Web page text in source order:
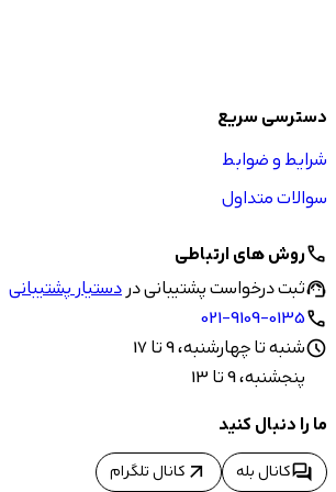
دسترسی سریع
شرایط و ضوابط
سوالات متداول
callروش های ارتباطی
support_agentثبت درخواست پشتیبانی دردستیار پشتیبانی
call
021-9109-0135
scheduleشنبه تا چهارشنبه، 9 تا 17
پنجشنبه، 9 تا 13
ما را دنبال کنید
forumکانال بله arrow_outward کانال تلگرام